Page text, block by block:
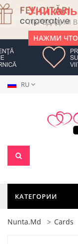
ПЕРЕДАДИМ
НАЖМИ
RU
КАТЕГОРИИ
Nunta.md Cards